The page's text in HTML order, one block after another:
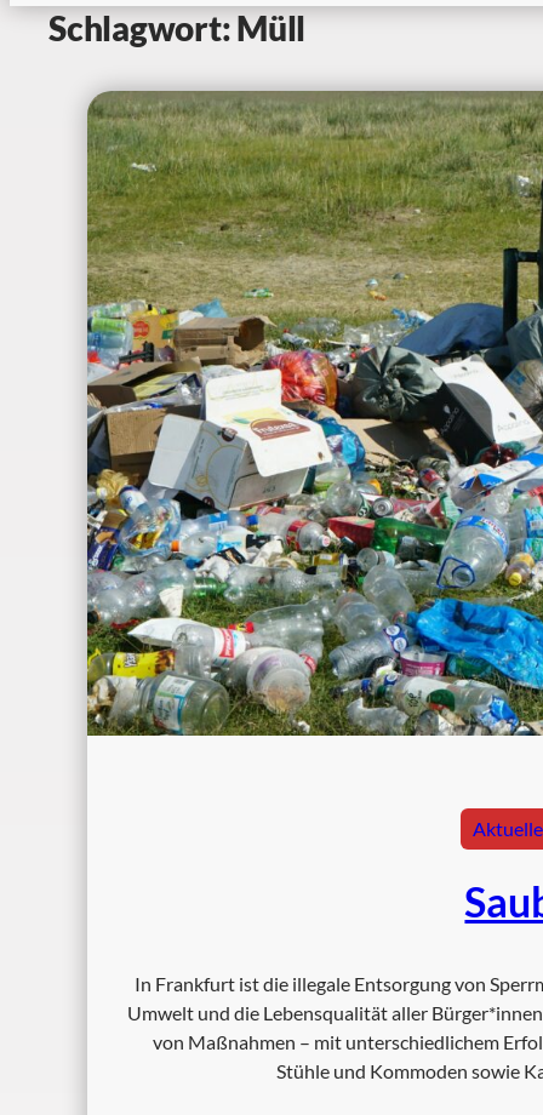
Schlagwort:Müll
In Frankfurt ist die illegale Entsorgung von
Umwelt und die Lebensqualität aller
von Maßnahmen – mit unterschiedlichem
Stühle und Kommoden sowie